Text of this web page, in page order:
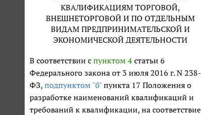
КВАЛИФИКАЦИЯМ ТОРГОВОЙ,
ВНЕШНЕТОРГОВОЙ И ПО ОТДЕЛЬНЫМ
ВИДАМ ПРЕДПРИНИМАТЕЛЬСКОЙ И
ЭКОНОМИЧЕСКОЙ ДЕЯТЕЛЬНОСТИ
В соответствии с пунктом 4 статьи 6
Федерального закона от 3 июля 2016 г. N 238-
ФЗ, подпунктом "б" пункта 17 Положения о
разработке наименований квалификаций и
требований к квалификации, на соответствие